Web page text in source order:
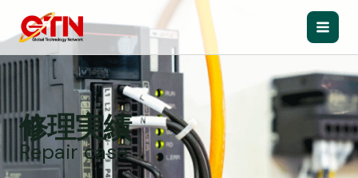
ス
プ
Main
修理実績
Repair case